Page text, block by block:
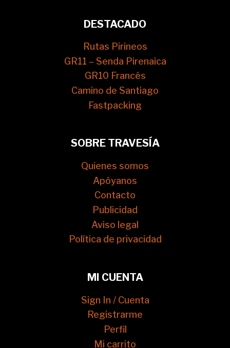
DESTACADO
Rutas Pirineos
GR11 – Senda Pirenaica
GR10 Francés
Camino de Santiago
Fastpacking
SOBRE TRAVESÍA
Quienes somos
Apóyanos
Contacto
Publicidad
Aviso legal
Política de privacidad
MI CUENTA
Sign In / Cuenta
Registrarme
Perfil
Mi carrito